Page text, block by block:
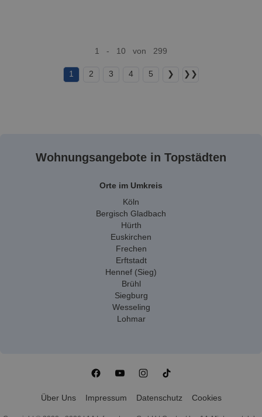
1 - 10 von 299
1 2 3 4 5 ❯ ❯❯
Wohnungsangebote in Topstädten
Orte im Umkreis
Köln
Bergisch Gladbach
Hürth
Euskirchen
Frechen
Erftstadt
Hennef (Sieg)
Brühl
Siegburg
Wesseling
Lohmar
Über Uns Impressum Datenschutz Cookies